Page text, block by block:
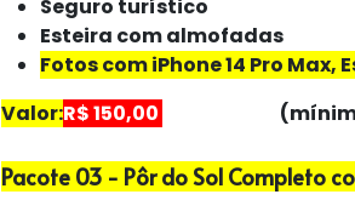
Seguro turístico
Esteira com almofadas
Fotos com iPhone 14 Pro Max,
Valor:R$ 150,00
Pacote 03 - Pôr do Sol Completo